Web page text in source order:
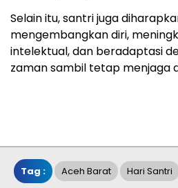
Selain itu, santri juga
mengembangkan diri,
intelektual, dan beradaptasi
zaman sambil tetap menjaga
Tag : Aceh Barat Hari Santri